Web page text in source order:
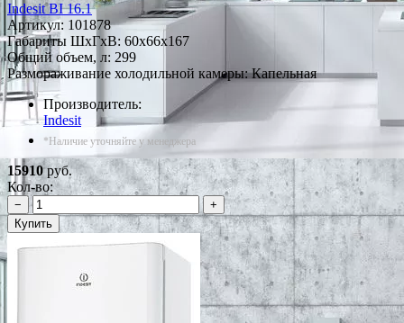
Indesit BI 16.1
Артикул: 101878
Габариты ШxГxВ: 60x66x167
Общий объем, л: 299
Размораживание холодильной камеры: Капельная
Производитель:
Indesit
*Наличие уточняйте у менеджера
15910руб.
Кол-во:
−
+
Купить